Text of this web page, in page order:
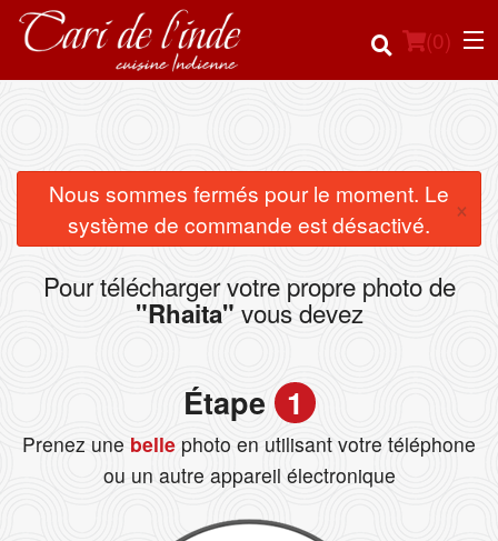
(0)
Commander en ligne
Emplacement
Français
Nous sommes fermés pour le moment. Le
système de commande est désactivé.
×
Pour télécharger votre propre photo de
"Rhaita" vous devez
Étape 1
Prenez une belle photo en utilisant votre téléphone
ou un autre appareil électronique